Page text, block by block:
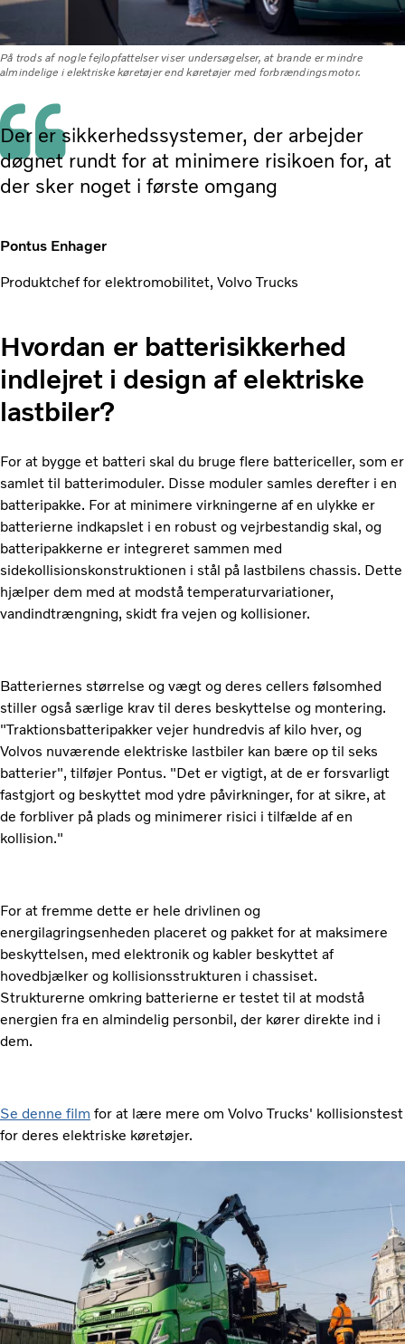
På trods af nogle fejlopfattelser viser undersøgelser, at brande er mindre
almindelige i elektriske køretøjer end køretøjer med forbrændingsmotor.
Der er sikkerhedssystemer, der arbejder
døgnet rundt for at minimere risikoen for, at
der sker noget i første omgang
Pontus Enhager
Produktchef for elektromobilitet, Volvo Trucks
Hvordan er batterisikkerhed
indlejret i design af elektriske
lastbiler?
For at bygge et batteri skal du bruge flere battericeller, som er
samlet til batterimoduler. Disse moduler samles derefter i en
batteripakke. For at minimere virkningerne af en ulykke er
batterierne indkapslet i en robust og vejrbestandig skal, og
batteripakkerne er integreret sammen med
sidekollisionskonstruktionen i stål på lastbilens chassis. Dette
hjælper dem med at modstå temperaturvariationer,
vandindtrængning, skidt fra vejen og kollisioner.
Batteriernes størrelse og vægt og deres cellers følsomhed
stiller også særlige krav til deres beskyttelse og montering.
"Traktionsbatteripakker vejer hundredvis af kilo hver, og
Volvos nuværende elektriske lastbiler kan bære op til seks
batterier", tilføjer Pontus. "Det er vigtigt, at de er forsvarligt
fastgjort og beskyttet mod ydre påvirkninger, for at sikre, at
de forbliver på plads og minimerer risici i tilfælde af en
kollision."
For at fremme dette er hele drivlinen og
energilagringsenheden placeret og pakket for at maksimere
beskyttelsen, med elektronik og kabler beskyttet af
hovedbjælker og kollisionsstrukturen i chassiset.
Strukturerne omkring batterierne er testet til at modstå
energien fra en almindelig personbil, der kører direkte ind i
dem.
Se denne film for at lære mere om Volvo Trucks' kollisionstest
for deres elektriske køretøjer.